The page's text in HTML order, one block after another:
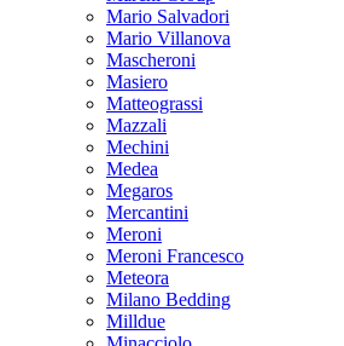
Mario Salvadori
Mario Villanova
Mascheroni
Masiero
Matteograssi
Mazzali
Mechini
Medea
Megaros
Mercantini
Meroni
Meroni Francesco
Meteora
Milano Bedding
Milldue